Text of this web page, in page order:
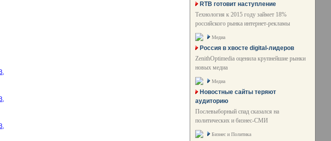
RTB готовит наступление
Технология к 2015 году займет 18%
российского рынка интернет-рекламы
Медиа
Россия в хвосте digital-лидеров
ZenithOptimedia оценила крупнейшие рынки
новых медиа
Медиа
Новостные сайты теряют
аудиторию
Послевыборный спад сказался на
политических и бизнес-СМИ
Бизнес и Политика